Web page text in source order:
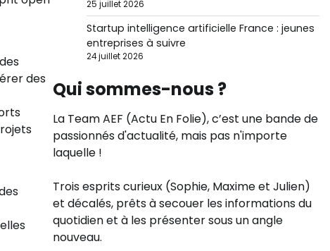
des
25 juillet 2026
Startup intelligence artificielle France : jeunes
entreprises à suivre
24 juillet 2026
Qui sommes-nous ?
La Team AEF (Actu En Folie), c’est une bande de
passionnés d'actualité, mais pas n'importe
laquelle !
Trois esprits curieux (Sophie, Maxime et Julien)
et décalés, prêts à secouer les informations du
quotidien et à les présenter sous un angle
nouveau.